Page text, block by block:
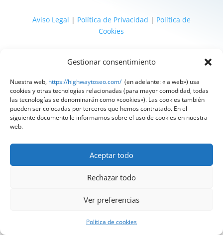
Gestionar consentimiento
Nuestra web, https://highwaytoseo.com/ (en adelante: «la web») usa
cookies y otras tecnologías relacionadas (para mayor comodidad, todas
las tecnologías se denominarán como «cookies»). Las cookies también
pueden ser colocadas por terceros que hemos contratado. En el
siguiente documento le informamos sobre el uso de cookies en nuestra
web.
Aceptar todo
Rechazar todo
Ver preferencias
Política de cookies
Aviso Legal | Política de Privacidad | Política de
Cookies
@ 2025 Diseñado por HighWay To Seo
Compliance«Tu Compliance de confianza»
¿Quieres hablar con nuestros expertos?